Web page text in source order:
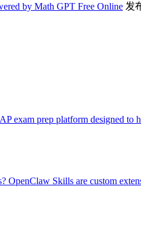
by Math GPT Free Online 发
exam prep platform designed to
OpenClaw Skills are custom